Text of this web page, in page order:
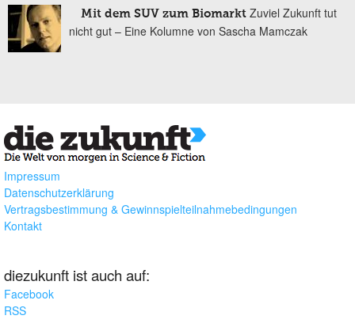
Mit dem SUV zum Biomarkt Zuviel Zukunft tut
nicht gut – Eine Kolumne von Sascha Mamczak
Impressum
Datenschutzerklärung
Vertragsbestimmung & Gewinnspielteilnahmebedingungen
Kontakt
diezukunft ist auch auf:
Facebook
RSS